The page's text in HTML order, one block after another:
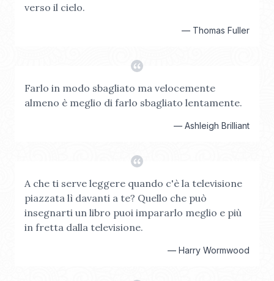
verso il cielo.
— Thomas Fuller
Farlo in modo sbagliato ma velocemente
almeno è meglio di farlo sbagliato lentamente.
— Ashleigh Brilliant
A che ti serve leggere quando c'è la televisione
piazzata lì davanti a te? Quello che può
insegnarti un libro puoi impararlo meglio e più
in fretta dalla televisione.
— Harry Wormwood